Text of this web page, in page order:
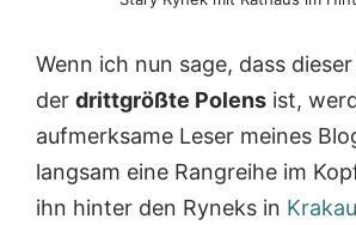
Wenn ich nun sage, dass
der drittgrößte Polens ist,
aufmerksame Leser meines
langsam eine Rangreihe im
ihn hinter den Ryneks in Krakau